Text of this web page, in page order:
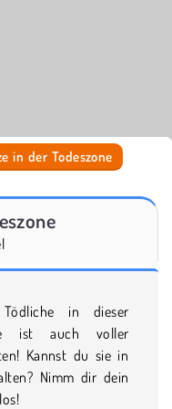
in der Todeszone
in dieser
ist auch voller
Kannst du sie in
Nimm dir dein